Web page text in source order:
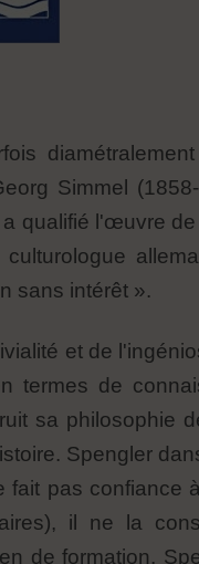
Simmel
qualifié l'œuvre
sans intérêt ».
et de
termes de
sa philosophie
Spengler
pas confiance
il ne la
de formation,